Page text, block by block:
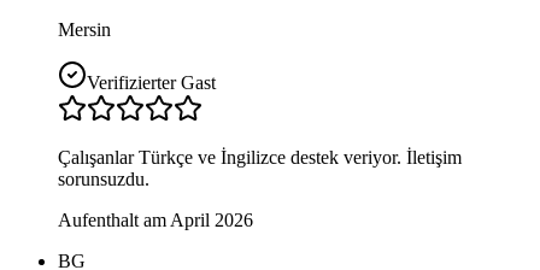
Mersin
Verifizierter Gast
Çalışanlar Türkçe ve İngilizce destek veriyor. İletişim
sorunsuzdu.
Aufenthalt am April 2026
BG